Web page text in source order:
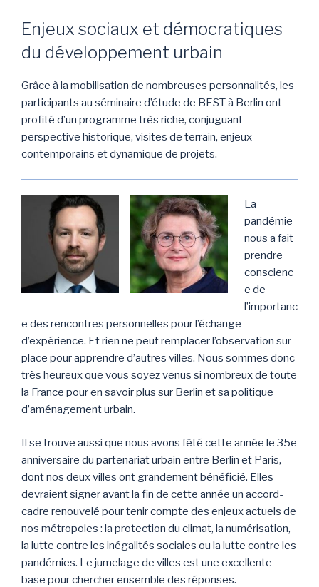
Enjeux sociaux et démocratiques
du développement urbain
Grâce à la mobilisation de nombreuses personnalités, les
participants au séminaire d’étude de BEST à Berlin ont
profité d’un programme très riche, conjuguant
perspective historique, visites de terrain, enjeux
contemporains et dynamique de projets.
La
pandémie
nous a fait
prendre
conscienc
e de
l’importanc
e des rencontres personnelles pour l’échange
d’expérience. Et rien ne peut remplacer l’observation sur
place pour apprendre d’autres villes. Nous sommes donc
très heureux que vous soyez venus si nombreux de toute
la France pour en savoir plus sur Berlin et sa politique
d’aménagement urbain.
Il se trouve aussi que nous avons fêté cette année le 35e
anniversaire du partenariat urbain entre Berlin et Paris,
dont nos deux villes ont grandement bénéficié. Elles
devraient signer avant la fin de cette année un accord-
cadre renouvelé pour tenir compte des enjeux actuels de
nos métropoles : la protection du climat, la numérisation,
la lutte contre les inégalités sociales ou la lutte contre les
pandémies. Le jumelage de villes est une excellente
base pour chercher ensemble des réponses.